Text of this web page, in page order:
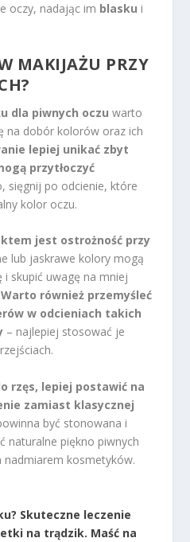
oczy, nadając im blasku i
MAKIJAŻU PRZY
dla piwnych oczu warto
na dobór kolorów oraz ich
lepiej unikać zbyt
przytłoczyć
sięgnij po odcienie, które
kolor oczu.
jest ostrożność przy
lub jaskrawe kolory mogą
skupić uwagę na mniej
Warto również przemyśleć
w odcieniach takich
– najlepiej stosować je
rzęs, lepiej postawić na
zamiast klasycznej
być stonowana i
naturalne piękno piwnych
nadmiarem kosmetyków.
Skuteczne leczenie
na trądzik. Maść na